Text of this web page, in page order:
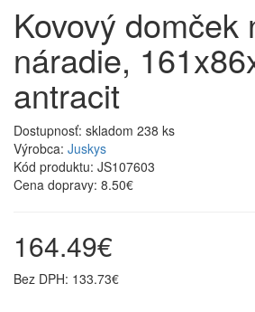
Kovový domček
náradie,
antracit
Dostupnosť: skladom 238 ks
Výrobca: Juskys
Kód produktu: JS107603
Cena dopravy: 8.50€
164.49€
Bez DPH: 133.73€